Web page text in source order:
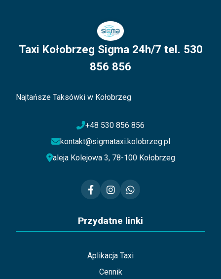
Taxi Kołobrzeg Sigma 24h/7 tel. 530
856 856
Najtańsze Taksówki w Kołobrzeg
+48 530 856 856
kontakt@sigmataxi.kolobrzeg.pl
aleja Kolejowa 3, 78-100 Kołobrzeg
Przydatne linki
Aplikacja Taxi
Cennik